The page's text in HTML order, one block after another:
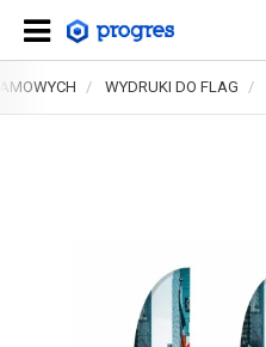
WYDRUKI DO FLAG